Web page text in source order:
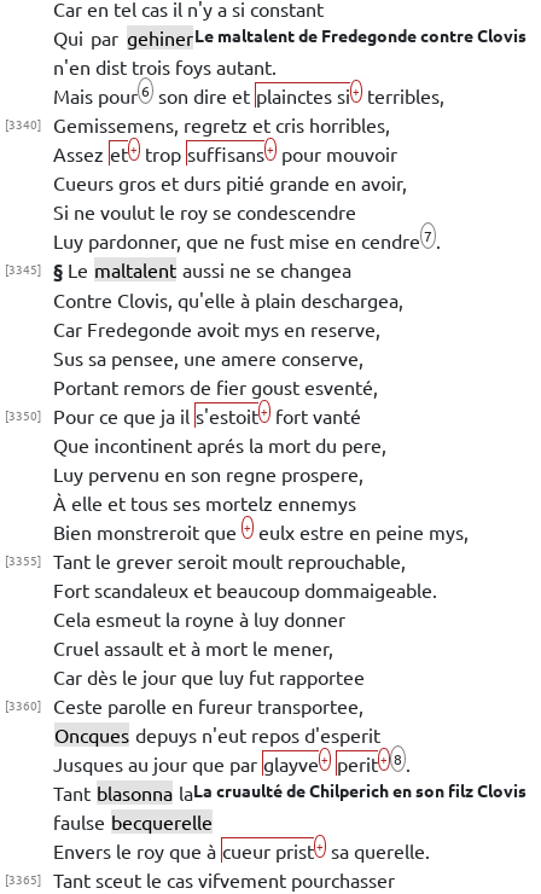
Car en tel cas il n'y a si constant
Le maltalent de FredegondecontreClovis
Qui par gehiner
n'en dist trois foys autant.
Mais pour6 son dire et plainctes si + terribles,
[3340]
Gemissemens, regretz et cris horribles,
Assez et+ trop suffisans+ pour mouvoir
Cueurs gros et durs pitié grande en avoir,
Si ne voulut le roy se condescendre
Luy pardonner, que ne fust mise en cendre 7 .
[3345] § Le maltalent aussi ne se changea
Contre Clovis, qu'elle à plain deschargea,
Car Fredegonde avoit mys en reserve,
Sus sa pensee, une amere conserve,
Portant remors de fier goust esventé,
[3350] Pour ce que ja il s'estoit+ fort vanté
Que incontinent aprés la mort du pere,
Luy pervenu en son regne prospere,
À elle et tous ses mortelz ennemys
Bien monstreroit que + eulx estre en peine mys,
[3355]
Tant le grever seroit moult reprouchable,
Fort scandaleux et beaucoup dommaigeable.
Cela esmeut la royne à luy donner
Cruel assault et à mort le mener,
Car dès le jour que luy fut rapportee
[3360]
Ceste parolle en fureur transportee,
Oncques depuys n'eut repos d'esperit
Jusques au jour que par glayve + perit+ 8 .
La cruaulté deChilperichen son filzClovis
Tant blasonna la
faulse becquerelle
Envers le roy que à cueur prist+ sa querelle.
[3365]
Tant sceut le cas vifvement pourchasser